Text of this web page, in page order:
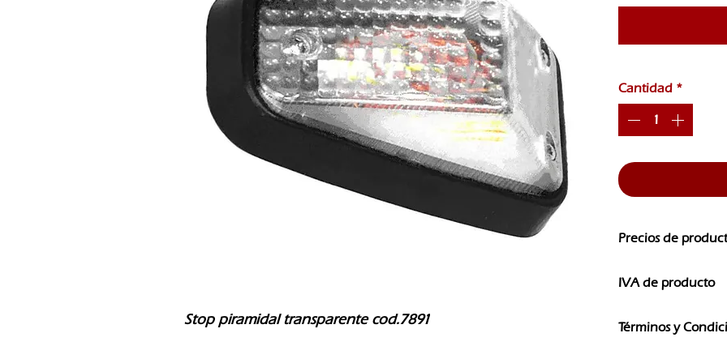
Stop piramidal transparente cod.7891
Cantidad *
Precios de
CAMBIOS SIN
IVA de producto
IVA
Términos y